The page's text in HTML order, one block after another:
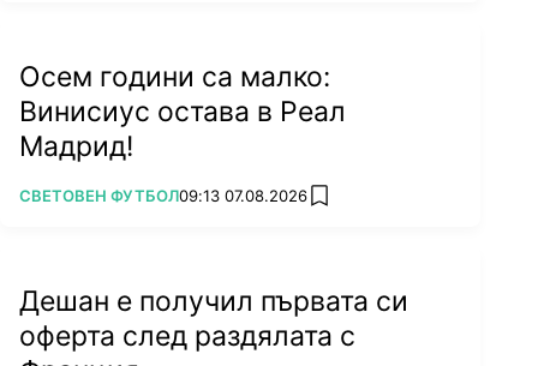
Осем години са малко:
Винисиус остава в Реал
Мадрид!
ПОВЕЧЕ ОТ
СВЕТОВЕН ФУТБОЛ09:13 07.08.2026 add favorites
Дешан е получил първата си
оферта след раздялата с